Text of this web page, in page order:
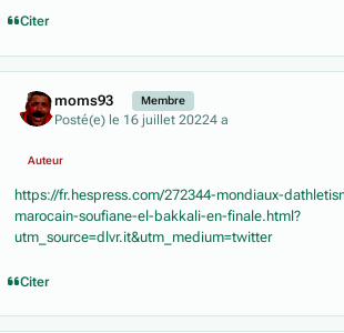
Citer
moms93 Membre
Posté(e) le 16 juillet 20224 a
Auteur
https://fr.hespress.com/272344-mondiaux-
marocain-soufiane-el-bakkali-en-finale.html?
utm_source=dlvr.it&utm_medium=twitter
Citer